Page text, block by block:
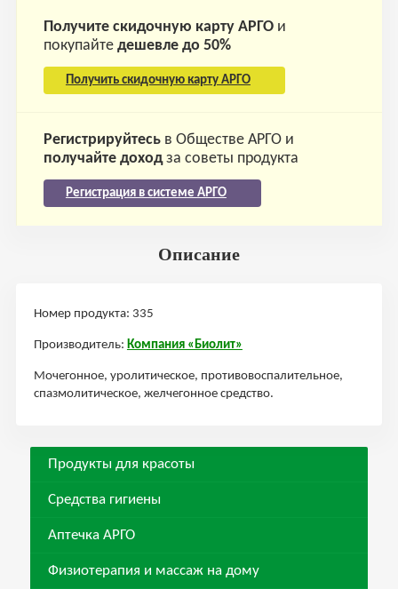
Получите скидочную карту АРГОи
покупайте дешевле до 50%
Получить скидочную карту АРГО
Регистрируйтесьв Обществе АРГО и
получайте доходза советы продукта
Регистрация в системе АРГО
Описание
Номер продукта: 335
Производитель: Компания «Биолит»
Мочегонное, уролитическое, противовоспалительное,
спазмолитическое, желчегонное средство.
Продукты для красоты
Средства гигиены
Аптечка АРГО
Физиотерапия и массаж на дому